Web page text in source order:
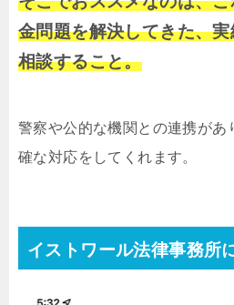
金問題を解決してきた、
相談すること。
警察や公的な機関との連携があ
確な対応をしてくれます。
イストワール法律事務所